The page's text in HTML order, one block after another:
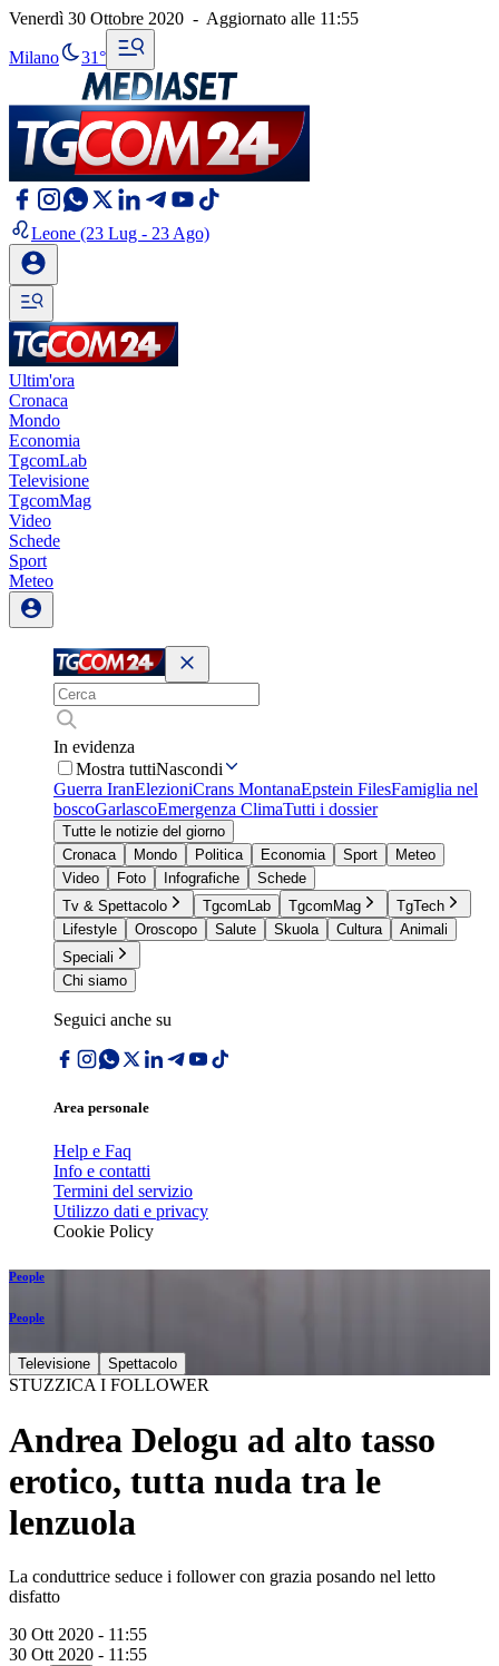
Venerdì 30 Ottobre 2020 - Aggiornato alle 11:55
Milano 31°
Leone (23 Lug - 23 Ago)
Ultim'ora
Cronaca
Mondo
Economia
TgcomLab
Televisione
TgcomMag
Video
Schede
Sport
Meteo
In evidenza
Mostra tuttiNascondi
Guerra IranElezioniCrans MontanaEpstein FilesFamiglia nel
boscoGarlascoEmergenza ClimaTutti i dossier
Tutte le notizie del giorno
Cronaca
Mondo Politica Economia Sport
Meteo
Video
Foto Infografiche
Schede
Tv & Spettacolo
TgcomLab TgcomMag
TgTech
Lifestyle
Oroscopo Salute Skuola Cultura
Animali
Speciali
Chi siamo
Seguici anche su
Area personale
Help e Faq
Info e contatti
Termini del servizio
Utilizzo dati e privacy
Cookie Policy
People
People
Televisione Spettacolo
STUZZICA I FOLLOWER
Andrea Delogu ad alto tasso
erotico, tutta nuda tra le
lenzuola
La conduttrice seduce i follower con grazia posando nel letto
disfatto
30 Ott 2020 - 11:55
30 Ott 2020 - 11:55